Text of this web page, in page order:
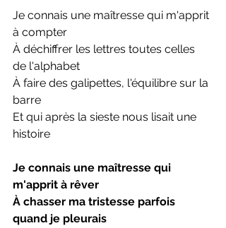
Je connais une maîtresse qui m'apprit
à compter
À déchiffrer les lettres toutes celles
de l'alphabet
À faire des galipettes, l'équilibre sur la
barre
Et qui après la sieste nous lisait une
histoire
Je connais une maîtresse qui
m'apprit à rêver
À chasser ma tristesse parfois
quand je pleurais